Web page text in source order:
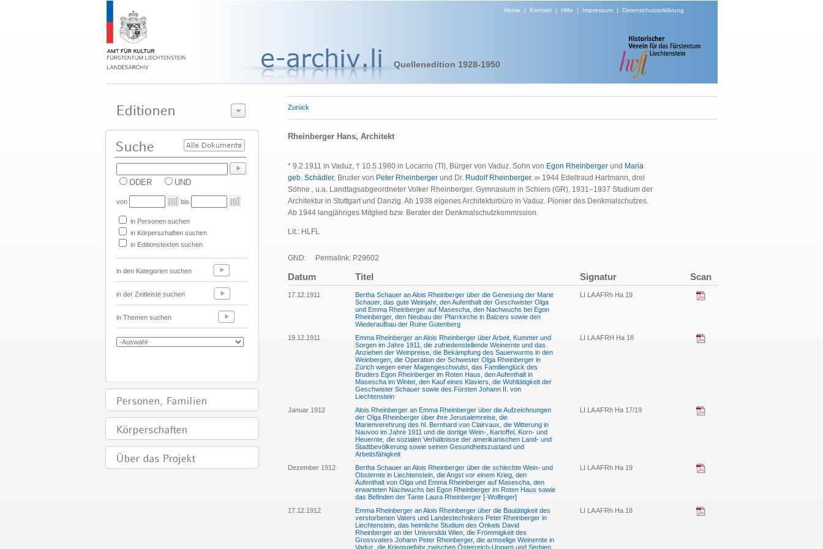
Home | Kontakt| Hilfe | Impressum| Datenschutzerklärung
Quellenedition 1928-1950
ODER UND
von bis
in Personen suchen
in Körperschaften suchen
in Editionstexten suchen
in den Kategorien suchen
in der Zeitleiste suchen
in Themen suchen
Zurück
Rheinberger Hans, Architekt
* 9.2.1911 in Vaduz, † 10.5.1980 in Locarno (TI), Bürger von Vaduz. Sohn von Egon Rheinberger und Maria
geb. Schädler, Bruder von Peter Rheinberger und Dr. Rudolf Rheinberger. ∞ 1944 Edeltraud Hartmann, drei
Söhne., u.a. Landtagsabgeordneter Volker Rheinberger. Gymnasium in Schiers (GR), 1931–1937 Studium der
Architektur in Stuttgart und Danzig. Ab 1938 eigenes Architekturbüro in Vaduz. Pionier des Denkmalschutzes.
Ab 1944 langjähriges Mitglied bzw. Berater der Denkmalschutzkommission.
Lit.: HLFL
GND: Permalink: P29602
Datum Titel Signatur Scan
17.12.1911
Bertha Schauer an Alois Rheinberger über die Genesung der Marie
Schauer, das gute Weinjahr, den Aufenthalt der Geschwister Olga
und Emma Rheinberger auf Masescha, den Nachwuchs bei Egon
Rheinberger, den Neubau der Pfarrkirche in Balzers sowie den
Wiederaufbau der Ruine Gutenberg
LI LA AFRh Ha 19
19.12.1911
Emma Rheinberger an Alois Rheinberger über Arbeit, Kummer und
Sorgen im Jahre 1911, die zufriedenstellende Weinernte und das
Anziehen der Weinpreise, die Bekämpfung des Sauerwurms in den
Weinbergen, die Operation der Schwester Olga Rheinberger in
Zürich wegen einer Magengeschwulst, das Familienglück des
Bruders Egon Rheinberger im Roten Haus, den Aufenthalt in
Masescha im Winter, den Kauf eines Klaviers, die Wohltätigkeit der
Geschwister Schauer sowie des Fürsten Johann II. von
Liechtenstein
LI LA AFRH Ha 18
Januar 1912
Alois Rheinberger an Emma Rheinberger über die Aufzeichnungen
der Olga Rheinberger über ihre Jerusalemreise, die
Marienverehrung des hl. Bernhard von Clairvaux, die Witterung in
Nauvoo im Jahre 1911 und die dortige Wein-, Kartoffel, Korn- und
Heuernte, die sozialen Verhältnisse der amerikanischen Land- und
Stadtbevölkerung sowie seinen Gesundheitszustand und
Arbeitsfähigkeit
LI LA AFRh Ha 17/19
Dezember 1912
Bertha Schauer an Alois Rheinberger über die schlechte Wein- und
Obsternte in Liechtenstein, die Angst vor einem Krieg, den
Aufenthalt von Olga und Emma Rheinberger auf Masescha, den
erwarteten Nachwuchs bei Egon Rheinberger im Roten Haus sowie
das Befinden der Tante Laura Rheinberger [-Wolfinger]
LI LA AFRh Ha 19
17.12.1912
Emma Rheinberger an Alois Rheinberger über die Bautätigkeit des
verstorbenen Vaters und Landestechnikers Peter Rheinberger in
Liechtenstein, das heimliche Studium des Onkels David
Rheinberger an der Universität Wien, die Frömmigkeit des
Grossvaters Johann Peter Rheinberger, die armselige Weinernte in
Vaduz, die Kriegsgefahr zwischen Österreich-Ungarn und Serbien
LI LA AFRh Ha 18